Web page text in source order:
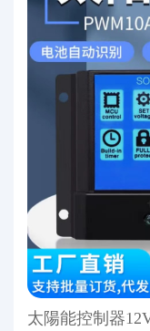
太陽能控制器